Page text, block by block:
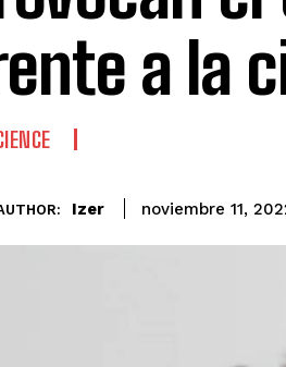
a la
Izer noviembre 11,